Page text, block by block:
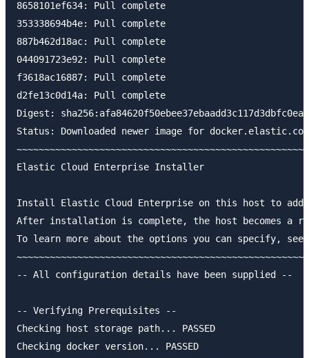
8658101ef634: Pull complete
353338694b4e: Pull complete
887b462d18ac: Pull complete
044091723e92: Pull complete
f3618ac16887: Pull complete
d2fe13c0d14a: Pull complete
Digest:
Status: Downloaded newer image for
Elastic Cloud Enterprise Installer
Install Elastic Cloud Enterprise on this host to
After installation is complete, the host becomes a
To learn more about the options you can specify, see
-- All configuration details have been supplied --
-- Verifying Prerequisites --
Checking host storage path... PASSED
Checking docker version... PASSED